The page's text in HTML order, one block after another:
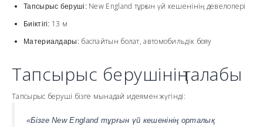
Тапсырыс беруші:New England тұрғын үй кешенінің девелопері
Биіктігі: 13 м
Материалдары:баспайтын болат, автомобильдік бояу
Тапсырыс берушінің талабы
Тапсырыс беруші бізге мынадай идеямен жүгінді:
«Бізге New England тұрғын үй кешенінің орталық